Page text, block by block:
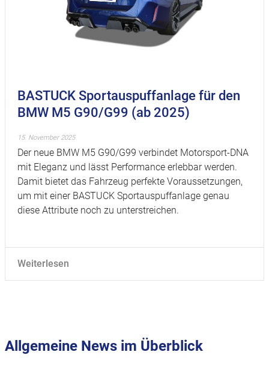
BASTUCK Sportauspuffanlage für den
BMW M5 G90/G99 (ab 2025)
15. November 2025
Der neue BMW M5 G90/G99 verbindet Motorsport-DNA
mit Eleganz und lässt Performance erlebbar werden.
Damit bietet das Fahrzeug perfekte Voraussetzungen,
um mit einer BASTUCK Sportauspuffanlage genau
diese Attribute noch zu unterstreichen.
Weiterlesen
Allgemeine News im Überblick